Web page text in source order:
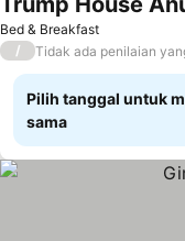
Bed & Breakfast
/ Tidak ada penilaian
Pilih tanggal untuk
sama